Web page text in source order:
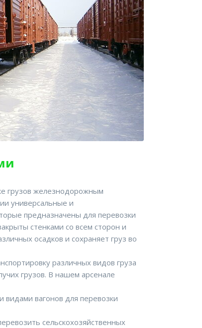
грузов железнодорожным
универсальные и
предназначены для перевозки
стенками со всем сторон и
осадков и сохраняет груз во
различных видов груза
грузов. В нашем арсенале
видами вагонов для перевозки
сельскохозяйственных